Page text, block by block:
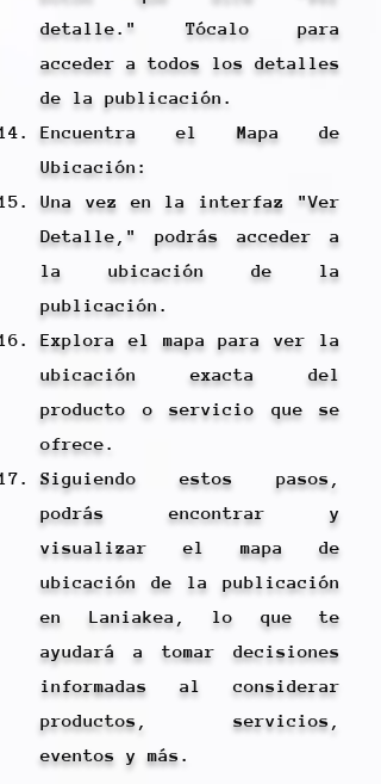
detalle." Tócalo para
acceder a todos los detalles
de la publicación.
Encuentra el Mapa de
Ubicación:
Una vez en la interfaz "Ver
Detalle," podrás acceder a
la ubicación de la
publicación.
Explora el mapa para ver la
ubicación exacta del
producto o servicio que se
ofrece.
Siguiendo estos pasos,
podrás encontrar y
visualizar el mapa de
ubicación de la publicación
en Laniakea, lo que te
ayudará a tomar decisiones
informadas al considerar
productos, servicios,
eventos y más.